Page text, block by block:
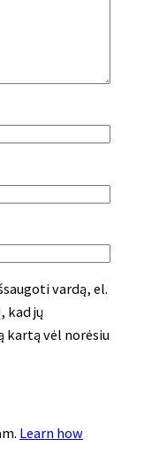
vardą, el.
kad jų
kartą vėl norėsiu
Learn how